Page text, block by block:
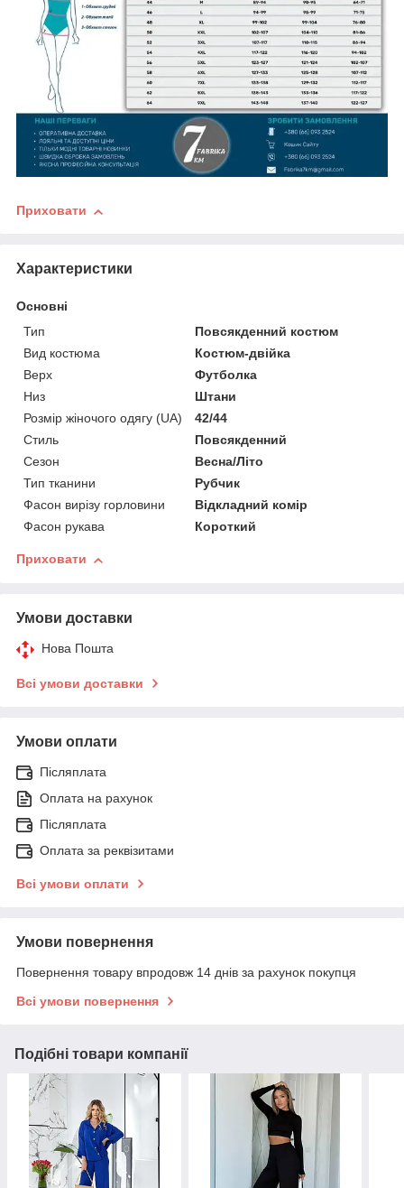
Приховати
Характеристики
Основні
Тип
Повсякденний костюм
Вид костюма
Костюм-двійка
Верх
Футболка
Низ
Штани
Розмір жіночого одягу (UA)
42/44
Стиль
Повсякденний
Сезон
Весна/Літо
Тип тканини
Рубчик
Фасон вирізу горловини
Відкладний комір
Фасон рукава
Короткий
Приховати
Умови доставки
Нова Пошта
Всі умови доставки
Умови оплати
Післяплата
Оплата на рахунок
Післяплата
Оплата за реквізитами
Всі умови оплати
Умови повернення
Повернення товару впродовж 14 днів за рахунок покупця
Всі умови повернення
Подібні товари компанії